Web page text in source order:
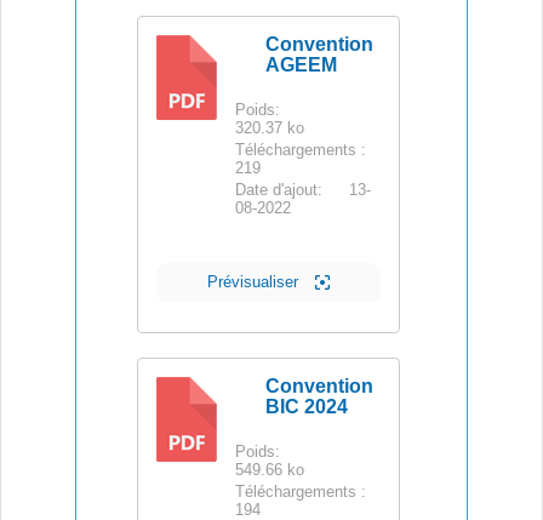
PDF
Convention
AGEEM
Poids:
320.37 ko
Téléchargements :
219
Date d'ajout:
13-
08-2022
Prévisualiser
PDF
Convention
BIC 2024
Poids:
549.66 ko
Téléchargements :
194